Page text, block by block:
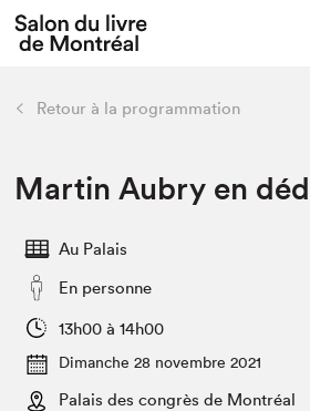
L'événement
Préparer sa visite au
Actualités
SLM PRO
retour
Préparer sa visite
Salon au Palais
Projets partenaires
Liens pratiques
Retour à la programmation
Martin Aubry en
Au Palais
En personne
13h00 à 14h00
Dimanche 28 novembre 2021
Palais des congrès de Montréal